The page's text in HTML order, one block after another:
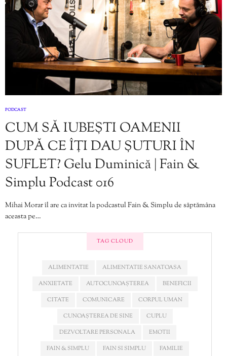
PODCAST
CUM SĂ IUBEȘTI OAMENII
DUPĂ CE ÎȚI DAU ȘUTURI ÎN
SUFLET? Gelu Duminică | Fain &
Simplu Podcast 016
Mihai Morar îl are ca invitat la podcastul Fain & Simplu de săptămâna
aceasta pe…
TAG CLOUD
ALIMENTATIE
ALIMENTATIE SANATOASA
ANXIETATE
AUTOCUNOAȘTEREA
BENEFICII
CITATE
COMUNICARE
CORPUL UMAN
CUNOAȘTEREA DE SINE
CUPLU
DEZVOLTARE PERSONALA
EMOTII
FAIN & SIMPLU
FAIN SI SIMPLU
FAMILIE